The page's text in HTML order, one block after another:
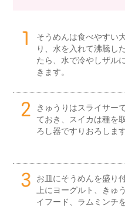
そうめんは食べやすい
り、水を入れて沸騰し
たら、水で冷やしザル
きます。
きゅうりはスライサー
ておき、スイカは種を
ろし器ですりおろします
お皿にそうめんを盛り
上にヨーグルト、きゅ
イフード、ラムミンチ